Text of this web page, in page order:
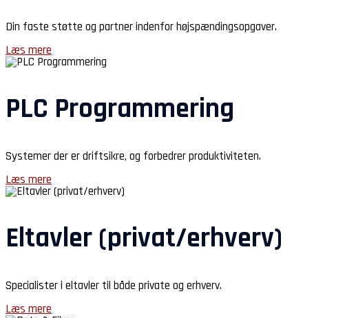
Din faste støtte og partner indenfor højspændingsopgaver.
Læs mere
PLC Programmering
Systemer der er driftsikre, og forbedrer produktiviteten.
Læs mere
Eltavler (privat/erhverv)
Specialister i eltavler til både private og erhverv.
Læs mere